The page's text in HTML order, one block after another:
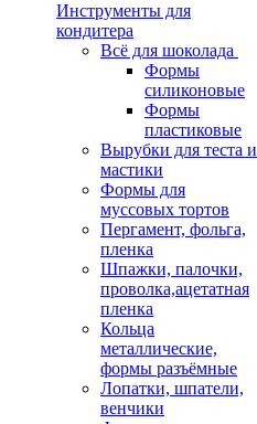
Инструменты для
кондитера
Всё для шоколада
Формы
силиконовые
Формы
пластиковые
Вырубки для теста и
мастики
Формы для
муссовых тортов
Пергамент, фольга,
пленка
Шпажки, палочки,
проволка,ацетатная
пленка
Кольца
металлические,
формы разъёмные
Лопатки, шпатели,
венчики